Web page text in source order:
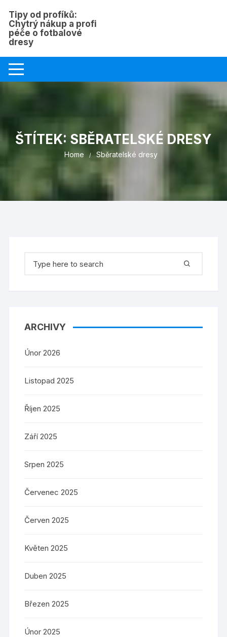
content
Tipy od profíků:
Chytrý nákup a profi
péče o fotbalové
dresy
ŠTÍTEK: SBĚRATELSKÉ DRESY
Home Sběratelské dresy
for:
ARCHIVY
Únor 2026
Listopad 2025
Říjen 2025
Září 2025
Srpen 2025
Červenec 2025
Červen 2025
Květen 2025
Duben 2025
Březen 2025
Únor 2025